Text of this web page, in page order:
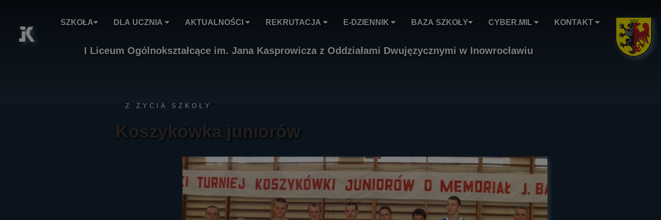
content
SZKOŁA DLA UCZNIA AKTUALNOŚCI REKRUTACJA E-DZIENNIK BAZA SZKOŁY CYBER.MIL KONTAKT
I Liceum Ogólnokształcące im. Jana Kasprowicza z Oddziałami Dwujęzycznymi w Inowrocławiu
Z ŻYCIA SZKOŁY
Koszykówka juniorów